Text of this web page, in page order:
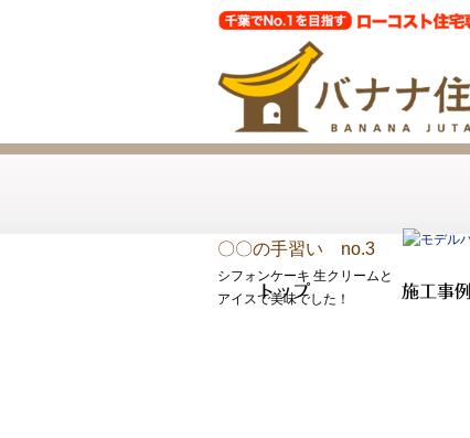
トップ 施工事例
〇〇の手習い no.3
シフォンケーキ 生クリームと
アイスで美味でした！